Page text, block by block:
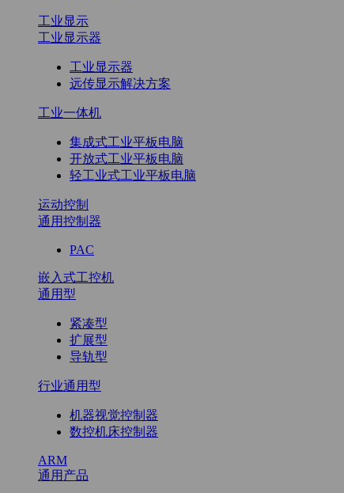
工业显示
工业显示器
工业显示器
远传显示解决方案
工业一体机
集成式工业平板电脑
开放式工业平板电脑
轻工业式工业平板电脑
运动控制
通用控制器
PAC
嵌入式工控机
通用型
紧凑型
扩展型
导轨型
行业通用型
机器视觉控制器
数控机床控制器
ARM
通用产品